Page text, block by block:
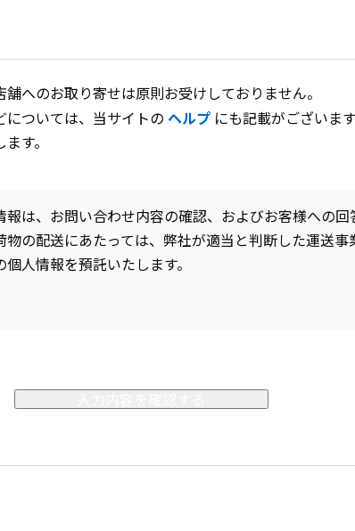
へのお取り寄せは原則お受けしておりません。
ついては、当サイトの ヘルプ にも記載がございま
す。
報は、お問い合わせ内容の確認、およびお客様への
の配送にあたっては、弊社が適当と判断した運送事
人情報を預託いたします。